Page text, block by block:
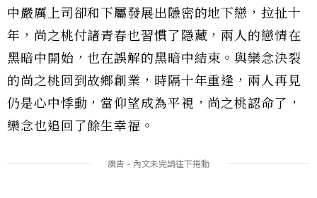
中嚴厲上司卻和下屬發展出隱密的地下戀，拉扯十
年，尚之桃付諸青春也習慣了隱藏，兩人的戀情在
黑暗中開始，也在誤解的黑暗中結束。與欒念決裂
的尚之桃回到故鄉創業，時隔十年重逢，兩人再見
仍是心中悸動，當仰望成為平視，尚之桃認命了，
欒念也追回了餘生幸福。